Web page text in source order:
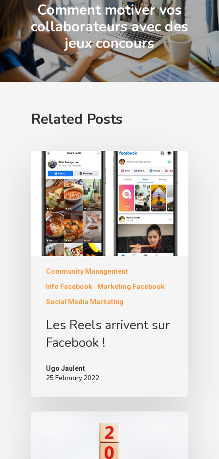
Comment motiver vos
collaborateurs avec des
jeux concours
Related Posts
Community Management
Info Facebook
Marketing Facebook
Social Media Marketing
Les Reels arrivent sur
Facebook !
Ugo Jaulent
25 February 2022